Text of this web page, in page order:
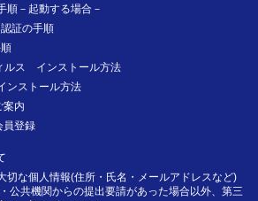
順－起動する場合－
証の手順
ルス インストール方法
ンストール方法
案内
員登録
切な個人情報(住所・氏名・メールアドレスなど)
公共機関からの提出要請があった場合以外、第三